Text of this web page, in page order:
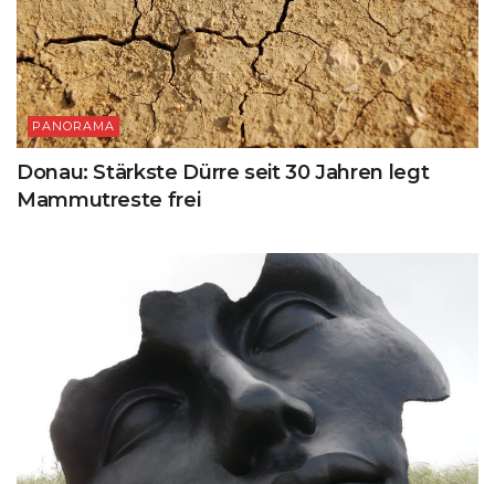
PANORAMA
Donau: Stärkste Dürre seit 30 Jahren legt
Mammutreste frei